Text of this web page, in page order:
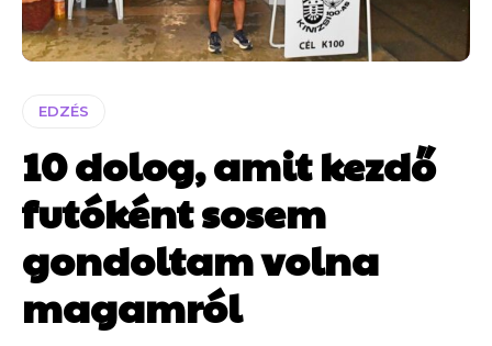
EDZÉS
10 dolog, amit kezdő
futóként sosem
gondoltam volna
magamról